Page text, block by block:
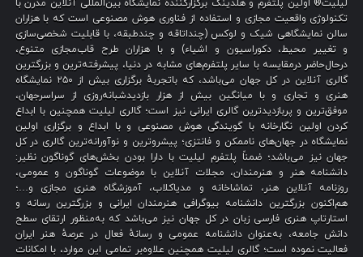
لیلیت® اولین پلتفرم و هلدینگ برگزارکنندهٔ نمایشگاه بین‌المللی آنلاین مدرن با
تکنولوژی واقعیت مجازی و استفاده از فناوری هوش مصنوعی است که با هزاران
سالن نمایشگاهی شیک و لوکس (چنداتاقه و چندطبقه، با قابلیت شخصی‌سازی
و تغییر محیط، دکوراسیون و اشیاء) و با هزاران طرح قاب‌مجازی متنوع،
درحال‌حاضر درمقایسه با سایر پلتفرم‌های مشابه در دنیا، پیشرفته‌ترین و بزرگترین
گالری آنلاین در کل جهان می‌باشد، که باتجربهٔ برگزاری بیش از ۲۵۰ نمایشگاه
هنری و تجاری و با میانگین بیش از هزار بازدیدشبانه‌روزی از سراسرجهان،
موفق‌ترین و پربازدیدترین گالری ایرانی نیز است؛ گالری لیلیت همچنین با ابداع
کردن اولین نگارخانه با گویندگی هوش مصنوعی و با ابداع و برگزاری اولین
نمایشگاه در جهان‌های ناممکن و فانتزی؛ پیشروترین و نوآورانه‌ترین گالری در کل
جهان نیز می‌باشد؛ ضمناً پلتفرم لیلیت با دارا بودن بخش‌های گوناگون نظیر:
دانشنامه هنر و هنرمندان، مجلات آنلاین با موضوعات گوناگون و عمومی،
روزنامه آنلاین هنر، تماشاخانه و مدیاکلاب، آموزشگاه هنری مجازی و…؛
هم‌اکنون بزرگترین دانشنامه بیوگرافی هنرمندان ایرانی و بزرگترین رسانه و
استارتاپ هنری فارسی زبان در کل جهان نیز می‌باشد که به‌منظور ارتقای سطح
دانش جامعه، به‌عنوان دانشنامه عمومی و رسانهٔ فعال در عرصهٔ هنر ایران
فعالیت نموده است؛ گالری لیلیت همچنین علاوه‌بر تمامی این موارد، با امکانات